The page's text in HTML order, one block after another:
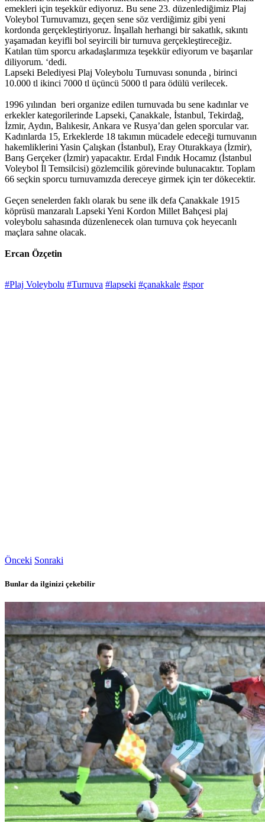
emekleri için teşekkür ediyoruz. Bu sene 23. düzenlediğimiz Plaj
Voleybol Turnuvamızı, geçen sene söz verdiğimiz gibi yeni
kordonda gerçekleştiriyoruz. İnşallah herhangi bir sakatlık, sıkıntı
yaşamadan keyifli bol seyircili bir turnuva gerçekleştireceğiz.
Katılan tüm sporcu arkadaşlarımıza teşekkür ediyorum ve başarılar
diliyorum. ‘dedi.
Lapseki Belediyesi Plaj Voleybolu Turnuvası sonunda , birinci
10.000 tl ikinci 7000 tl üçüncü 5000 tl para ödülü verilecek.
1996 yılından beri organize edilen turnuvada bu sene kadınlar ve
erkekler kategorilerinde Lapseki, Çanakkale, İstanbul, Tekirdağ,
İzmir, Aydın, Balıkesir, Ankara ve Rusya’dan gelen sporcular var.
Kadınlarda 15, Erkeklerde 18 takımın mücadele edeceği turnuvanın
hakemliklerini Yasin Çalışkan (İstanbul), Eray Oturakkaya (İzmir),
Barış Gerçeker (İzmir) yapacaktır. Erdal Fındık Hocamız (İstanbul
Voleybol İl Temsilcisi) gözlemcilik görevinde bulunacaktır. Toplam
66 seçkin sporcu turnuvamızda dereceye girmek için ter dökecektir.
Geçen senelerden faklı olarak bu sene ilk defa Çanakkale 1915
köprüsü manzaralı Lapseki Yeni Kordon Millet Bahçesi plaj
voleybolu sahasında düzenlenecek olan turnuva çok heyecanlı
maçlara sahne olacak.
Ercan Özçetin
#Plaj Voleybolu #Turnuva #lapseki #çanakkale #spor
Önceki Sonraki
Bunlar da ilginizi çekebilir